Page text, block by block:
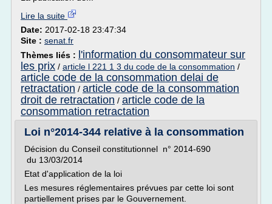
Lire la suite
Date: 2017-02-18 23:47:34
Site : senat.fr
Thèmes liés :
l'information du consommateur sur
les prix / article l 221 1 3 du code de la consommation /
article code de la consommation delai de
retractation / article code de la consommation
droit de retractation / article code de la
consommation retractation
Loi n°2014-344 relative à la consommation
Décision du Conseil constitutionnel n° 2014-690
du 13/03/2014
Etat d'application de la loi
Les mesures réglementaires prévues par cette loi sont
partiellement prises par le Gouvernement.